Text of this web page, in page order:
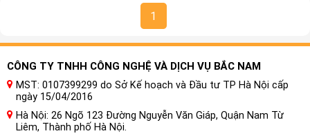
1
CÔNG TY TNHH CÔNG NGHỆ VÀ DỊCH VỤ BẮC NAM
MST: 0107399299 do Sở Kế hoạch và Đầu tư TP Hà Nội cấp
ngày 15/04/2016
Hà Nội: 26 Ngõ 123 Đường Nguyễn Văn Giáp, Quận Nam Từ
Liêm, Thành phố Hà Nội.